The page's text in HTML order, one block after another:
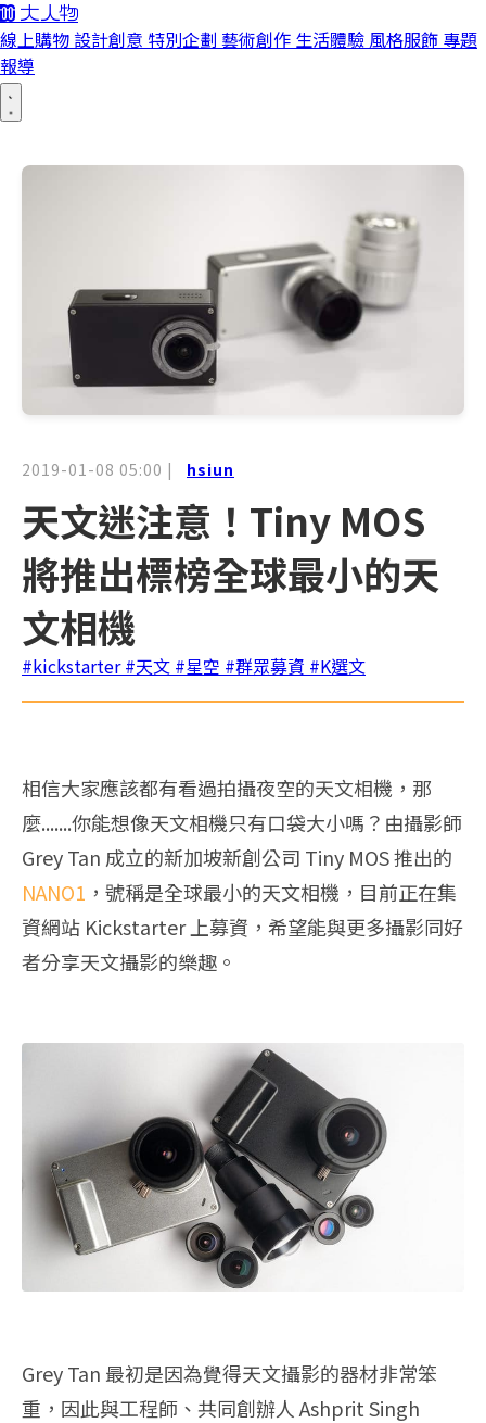
線上購物 設計創意 特別企劃 藝術創作 生活體驗 風格服飾 專題
報導
2019-01-08 05:00 | hsiun
天文迷注意！Tiny MOS
將推出標榜全球最小的天
文相機
#kickstarter#天文 #星空 #群眾募資 #K選文
相信大家應該都有看過拍攝夜空的天文相機，那
麼.......你能想像天文相機只有口袋大小嗎？由攝影師
Grey Tan 成立的新加坡新創公司 Tiny MOS 推出的
NANO1 ，號稱是全球最小的天文相機，目前正在集
資網站 Kickstarter 上募資，希望能與更多攝影同好
者分享天文攝影的樂趣。
Grey Tan 最初是因為覺得天文攝影的器材非常笨
重，因此與工程師、共同創辦人 Ashprit Singh